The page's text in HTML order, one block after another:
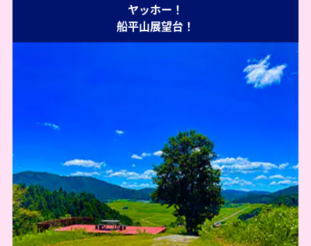
ヤッホー！
船平山展望台！